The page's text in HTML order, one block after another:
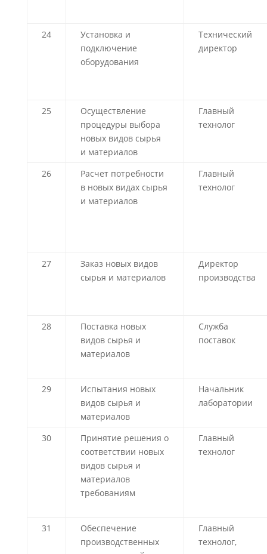
24
Установка и
подключение
оборудования
Технический
директор
25
Осуществление
процедуры выбора
новых видов сырья
и материалов
Главный
технолог
26
Расчет потребности
в новых видах сырья
и материалов
Главный
технолог
27
Заказ новых видов
сырья и материалов
Директор
производства
28
Поставка новых
видов сырья и
материалов
Служба
поставок
29
Испытания новых
видов сырья и
материалов
Начальник
лаборатории
30
Принятие решения о
соответствии новых
видов сырья и
материалов
требованиям
Главный
технолог
31
Обеспечение
производственных
Главный
технолог,